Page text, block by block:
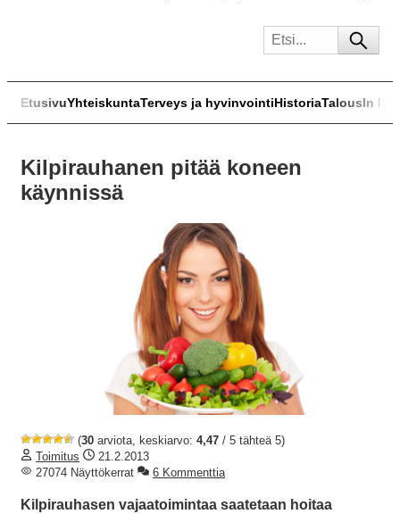
EtusivuYhteiskuntaTerveys ja hyvinvointiHistoriaTalousIn
Kilpirauhanen pitää koneen
käynnissä
(30 arviota, keskiarvo: 4,47 / 5 tähteä 5)
Toimitus
21.2.2013
27074 Näyttökerrat
6 Kommenttia
Kilpirauhasen vajaatoimintaa saatetaan hoitaa